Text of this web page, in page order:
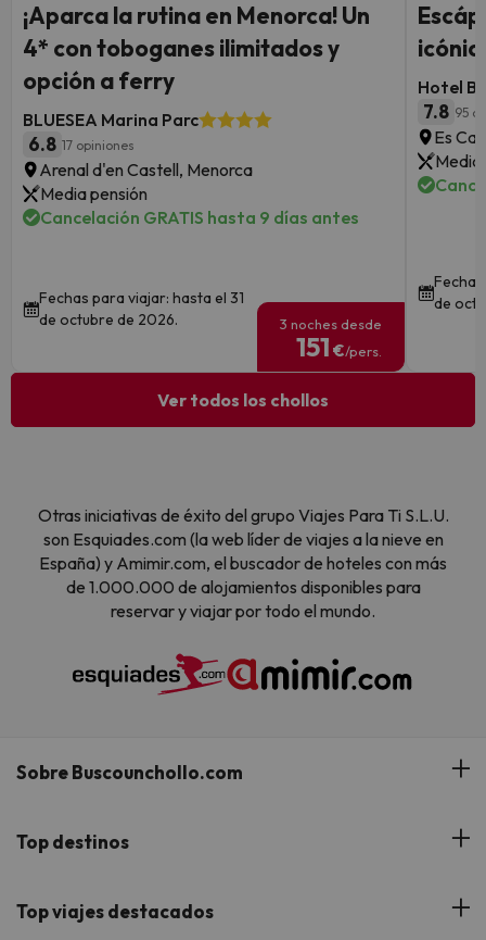
¡Aparca la rutina en Menorca! Un
4* con toboganes ilimitados y
opción a ferry
BLUESEA Marina Parc
6.8 17 opiniones
Arenal d'en Castell, Menorca
Media pensión
Cancelación GRATIS hasta 9 días antes
Fechas para viajar: hasta el 31
de octubre de 2026.
3 noches desde
151 €/pers.
Hotel
7.8 95
Es
Media
de
Ver todos los chollos
Otras iniciativas de éxito del grupo Viajes Para Ti S.L.U.
son Esquiades.com (la web líder de viajes a la nieve en
España) y Amimir.com, el buscador de hoteles con más
de 1.000.000 de alojamientos disponibles para
reservar y viajar por todo el mundo.
Sobre Buscounchollo.com
¿Quiénes somos?
Buscounchollo en los medios
Top destinos
Hoteles Andalucía
Top viajes destacados